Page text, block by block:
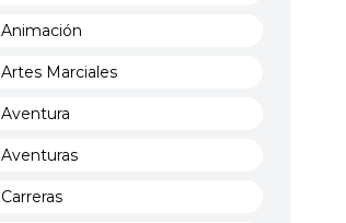
Animación
Artes Marciales
Aventura
Aventuras
Carreras